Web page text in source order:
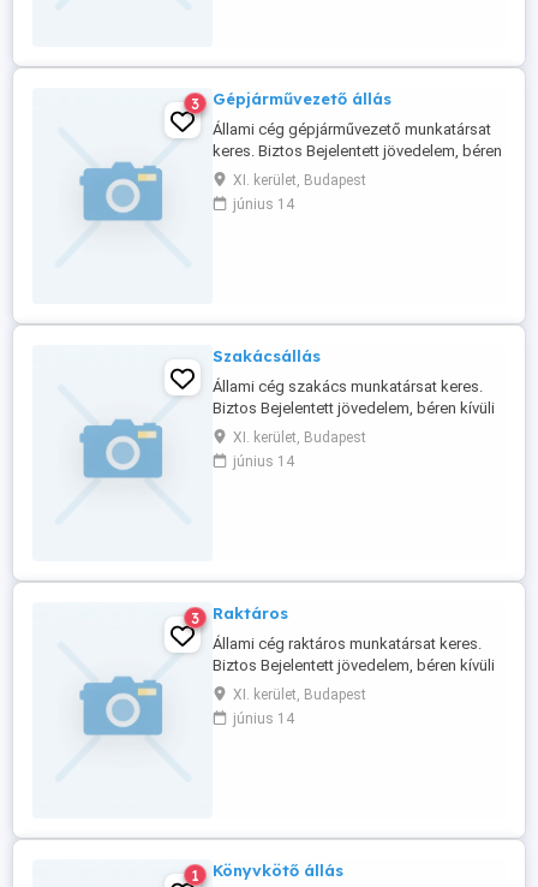
3 Gépjárművezető állás
Állami cég gépjárművezető munkatársat
keres. Biztos Bejelentett jövedelem, béren
kívüli juttatások. Munkavégzés helye:
Budapest Jelentkezés: Fényképes
önéletrajzzal a csatolt email címre.
XI. kerület, Budapest
június 14
Szakácsállás
Állami cég szakács munkatársat keres.
Biztos Bejelentett jövedelem, béren kívüli
juttatások. Munkavégzés helye: Budapest
Jelentkezés: Fényképes önéletrajzzal a
csatolt email címre.
XI. kerület, Budapest
június 14
3 Raktáros
Állami cég raktáros munkatársat keres.
Biztos Bejelentett jövedelem, béren kívüli
juttatások. Munkavégzés helye: Budapest
Jelentkezés: Fényképes önéletrajzzal a
csatolt email címre.
XI. kerület, Budapest
június 14
1 Könyvkötő állás